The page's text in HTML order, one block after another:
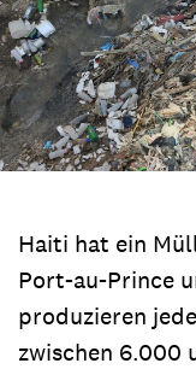
Haiti hat ein
Port-au-Prince
produzieren
zwischen 6.000